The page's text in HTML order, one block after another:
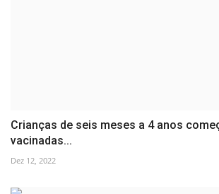
Crianças de seis meses a 4 anos
vacinadas...
Dez 12, 2022